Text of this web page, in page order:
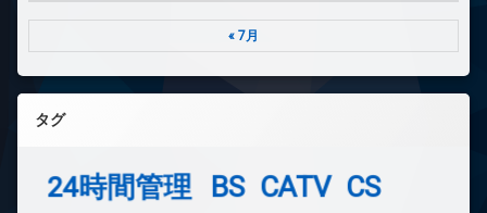
« 7月
タグ
24時間管理 BS CATV CS